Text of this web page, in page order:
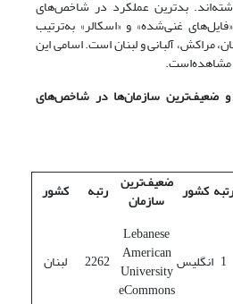
بدترین عملکرد در شاخص‌های
غنی‌شده» و «اسکالر» به‌ترتیب
مراکش، آلبانی و لبنان است. اسامی این
و ضعیفترین سازمانها در شاخصهای
رتبه کشور ضعیفترین
سازمان رتبه کشور
1 انگلیس
Lebanese
American
University
eCommons
2262 لبنان